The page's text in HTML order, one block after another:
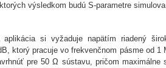
výsledkom budú S-parametre
aplikácia si vyžaduje napätím riadený
ktorý pracuje vo frekvenčnom pásme od
pre 50 Ω sústavu, pričom maximálne